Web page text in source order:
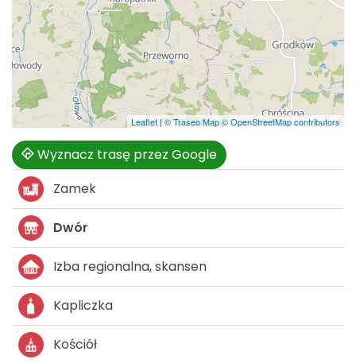
Leaflet| © Traseo Map© OpenStreetMap contributors
Wyznacz trasę przez Google
Zamek
Dwór
Izba regionalna, skansen
Kapliczka
Kościół